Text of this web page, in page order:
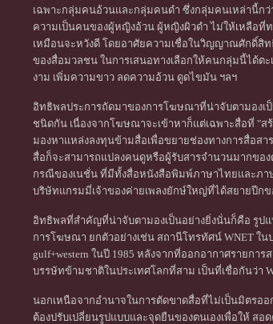
เฉพาะกลุ่มคนอ้วนและกลุ่มคนดำ ซึ่งกลุ่มคนเหล่านี้ก
ความเป็นคนของผู้หญิงอ้วน ผู้หญิงผิวดำ ไม่ให้เหลือที่ท
เหมือนจะหวังดี โดยอาศัยความเชื่อในวิญญาณศักดิ์สิ
ของสื่อมวลชน ในการเสนอทางเลือกให้คนกลุ่มนี้ได้ต
งาม เพิ่มความขาว ลดความอ้วน ดูดไขมัน ฯลฯ
อิทธิพลประการถัดมาของการโฆษณาที่น่าจับตามองเ
ชนิดกัน เนื่องจากโฆษณาจะเข้าหาก็แต่เฉพาะสื่อที่ "ส
มองหาแหล่งลงทุนข้ามสื่อเพื่อขยายช่องทางการสื่อส
สื่อก็จะสามารถแปลงคนดูหรือผู้รับสารจำนวนมากขอ
กรณีของเนชั่น ที่มีทั้งสื่อหนังสือพิมพ์ภาษาไทยและภา
บริษัทแกรมมี่เจ้าของค่ายเพลงยักษ์ใหญ่ที่ได้สยายปีก
อิทธิพลที่สำคัญที่น่าจับตามองเป็นอย่างยิ่งนั่นก็คือ รูป
การโฆษณา ยกตัวอย่างเช่น สถานีโทรทัศน์ WNET ใ
gulf+western ในปี 1985 หลังจากที่ออกอากาศรายกา
บรรษัทข้ามชาติในประเทศโลกที่สาม เป็นที่เชื่อกันว่า
นอกเหนือจากอำนาจในการตัดขาดสื่อที่ไม่เป็นมิตร
ต้องปรับเปลี่ยนรูปแบบและจุดยืนของตนเองเพื่อให้